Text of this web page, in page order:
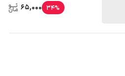
34%
65,000